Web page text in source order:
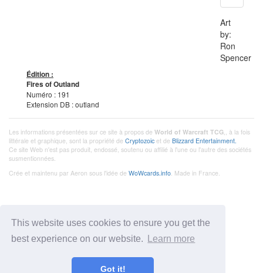
This website uses cookies to ensure you get the
best experience on our website.
Learn more
Got it!
Art
by:
Ron
Spencer
Édition :
Fires of Outland
Numéro : 191
Extension DB : outland
Les informations présentées sur ce site à propos de World of Warcraft TCG,, à la fois
littérale et graphique, sont la propriété de Cryptozoic et de Blizzard Entertainment.
Ce site Web n'est pas produit, endossé, soutenu ou affilié à l'une ou l'autre des sociétés
susmentionnées.
Crée et maintenu par Aeron sous l'idée de WoWcards.info. Made in France.